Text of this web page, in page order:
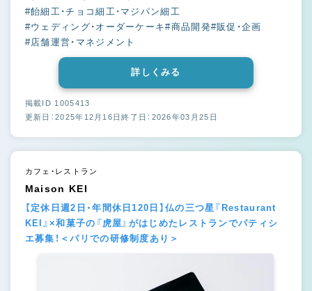
#飴細工・チョコ細工・マジパン細工
#ウェディング・オーダーケーキ#商品開発#販促・企画
#店舗運営・マネジメント
詳しくみる
掲載ID 1005413
更新日：2025年12月16日終了日：2026年03月25日
カフェ・レストラン
Maison KEI
【定休日週2日・年間休日120日】仏の三つ星『Restaurant
KEI』×和菓子の『虎屋』がはじめたレストランでパティシ
エ募集！＜パリでの研修制度あり＞